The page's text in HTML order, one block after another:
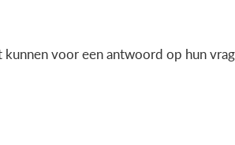
voor een antwoord op hun